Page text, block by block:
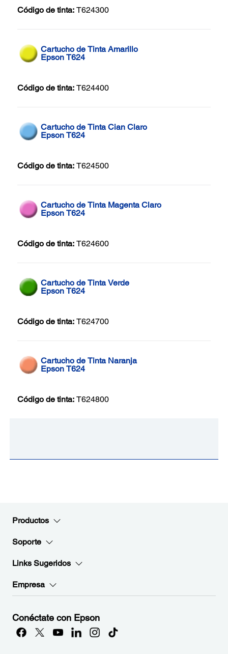
Código de tinta: T624300
Cartucho de Tinta Amarillo
Epson T624
Código de tinta: T624400
Cartucho de Tinta Cian Claro
Epson T624
Código de tinta: T624500
Cartucho de Tinta Magenta Claro
Epson T624
Código de tinta: T624600
Cartucho de Tinta Verde
Epson T624
Código de tinta: T624700
Cartucho de Tinta Naranja
Epson T624
Código de tinta: T624800
Productos
Soporte
Links Sugeridos
Empresa
Conéctate con Epson